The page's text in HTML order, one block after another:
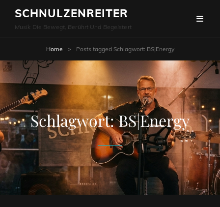
SCHNULZENREITER
Musik Die Bewegt, Berührt Und Begeistert
Home > Posts tagged Schlagwort: BS|Energy
Schlagwort:BS|Energy